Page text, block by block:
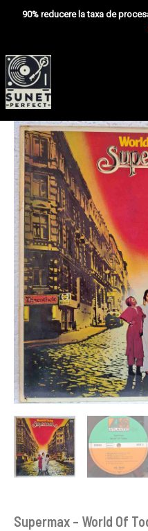
90% reducere la taxa de
Supermax – World Of
Cantitate
Supermax
–
World
Of
Today
Disc
VINIL
VG+
Today